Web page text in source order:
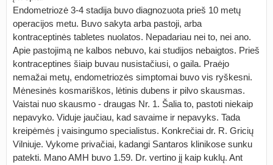
Endometriozė 3-4 stadija buvo diagnozuota prieš 10 metų
operacijos metu. Buvo sakyta arba pastoji, arba
kontraceptinės tabletes nuolatos. Nepadariau nei to, nei ano.
Apie pastojimą ne kalbos nebuvo, kai studijos nebaigtos. Prieš
kontraceptines šiaip buvau nusistačiusi, o gaila. Praėjo
nemažai metų, endometriozės simptomai buvo vis ryškesni.
Mėnesinės kosmariškos, lėtinis dubens ir pilvo skausmas.
Vaistai nuo skausmo - draugas Nr. 1. Šalia to, pastoti niekaip
nepavyko. Viduje jaučiau, kad savaime ir nepavyks. Tada
kreipėmės į vaisingumo specialistus. Konkrečiai dr. R. Gricių
Vilniuje. Vykome privačiai, kadangi Santaros klinikose sunku
patekti. Mano AMH buvo 1.59. Dr. vertino jį kaip kuklų. Ant